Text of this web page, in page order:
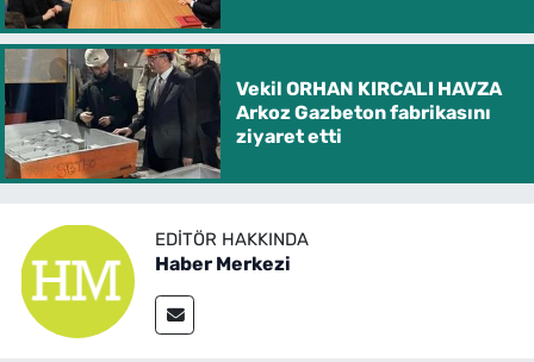
Vekil ORHAN KIRCALI HAVZA
Arkoz Gazbeton fabrikasını
ziyaret etti
EDITÖR HAKKINDA
Haber Merkezi